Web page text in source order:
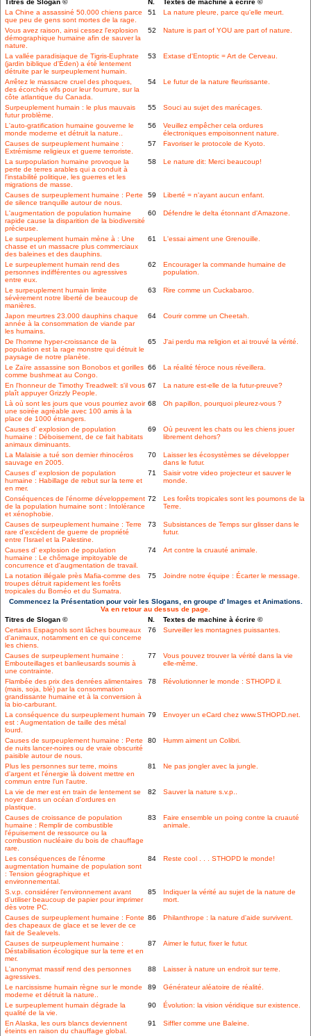
Titres de Slogan © N.
Textes de machine à écrire ©
La Chine a assassiné 50.000 chiens parce
que peu de gens sont mortes de la rage.
51 La nature pleure, parce qu'elle meurt.
Vous avez raison, ainsi cessez l'explosion
démographique humaine afin de sauver la
nature.
52 Nature is part of YOU are part of nature.
La vallée paradisiaque de Tigris-Euphrate
(jardin biblique d'Éden) a été lentement
détruite par le surpeuplement humain.
53 Extase d'Entoptic = Art de Cerveau.
Arrêtez le massacre cruel des phoques,
des écorchés vifs pour leur fourrure, sur la
côte atlantique du Canada.
54 Le futur de la nature fleurissante.
Surpeuplement humain : le plus mauvais
futur problème.
55 Souci au sujet des marécages.
L'auto-gratification humaine gouverne le
monde moderne et détruit la nature..
56
Veuillez empêcher cela ordures
électroniques empoisonnent nature.
Causes de surpeuplement humaine :
Extrémisme religieux et guerre terroriste.
57 Favoriser le protocole de Kyoto.
La surpopulation humaine provoque la
perte de terres arables qui a conduit à
l'instabilité politique, les guerres et les
migrations de masse.
58 Le nature dit: Merci beaucoup!
Causes de surpeuplement humaine : Perte
de silence tranquille autour de nous.
59 Liberté = n'ayant aucun enfant.
L'augmentation de population humaine
rapide cause la disparition de la biodiversité
précieuse.
60 Défendre le delta étonnant d'Amazone.
Le surpeuplement humain mène à : Une
chasse et un massacre plus commerciaux
des baleines et des dauphins.
61 L'essai aiment une Grenouille.
Le surpeuplement humain rend des
personnes indifférentes ou agressives
entre eux.
62
Encourager la commande humaine de
population.
Le surpeuplement humain limite
sévèrement notre liberté de beaucoup de
manières.
63 Rire comme un Cuckabaroo.
Japon meurtres 23.000 dauphins chaque
année à la consommation de viande par
les humains.
64 Courir comme un Cheetah.
De l'homme hyper-croissance de la
population est la rage monstre qui détruit le
paysage de notre planète.
65 J'ai perdu ma religion et ai trouvé la vérité.
Le Zaïre assassine son Bonobos et gorilles
comme bushmeat au Congo.
66 La réalité féroce nous réveillera.
En l'honneur de Timothy Treadwell: s'il vous
plaît appuyer Grizzly People.
67 La nature est-elle de la futur-preuve?
Là où sont les jours que vous pourriez avoir
une soirée agréable avec 100 amis à la
place de 1000 étrangers.
68 Oh papillon, pourquoi pleurez-vous ?
Causes d' explosion de population
humaine : Déboisement, de ce fait habitats
animaux diminuants.
69
Où peuvent les chats ou les chiens jouer
librement dehors?
La Malaisie a tué son dernier rhinocéros
sauvage en 2005.
70
Laisser les écosystèmes se développer
dans le futur.
Causes d' explosion de population
humaine : Habillage de rebut sur la terre et
en mer.
71
Saisir votre video projecteur et sauver le
monde.
Conséquences de l'énorme développement
de la population humaine sont : Intolérance
et xénophobie.
72
Les forêts tropicales sont les poumons de la
Terre.
Causes de surpeuplement humaine : Terre
rare d'excédent de guerre de propriété
entre l'Israel et la Palestine.
73
Subsistances de Temps sur glisser dans le
futur.
Causes d' explosion de population
humaine : Le chômage impitoyable de
concurrence et d'augmentation de travail.
74 Art contre la cruauté animale.
La notation illégale près Mafia-comme des
troupes détruit rapidement les forêts
tropicales du Bornéo et du Sumatra.
75 Joindre notre équipe : Écarter le message.
Commencez la Présentation pour voir les Slogans, en groupe d' Images et Animations.
Va en retour au dessus de page.
Titres de Slogan ©
N.
Textes de machine à écrire ©
Certains Espagnols sont lâches bourreaux
d'animaux, notamment en ce qui concerne
les chiens.
76 Surveiller les montagnes puissantes.
Causes de surpeuplement humaine :
Embouteillages et banlieusards soumis à
une contrainte.
77
Vous pouvez trouver la vérité dans la vie
elle-même.
Flambée des prix des denrées alimentaires
(mais, soja, blé) par la consommation
grandissante humaine et à la conversion à
la bio-carburant.
78 Révolutionner le monde : STHOPD il.
La conséquence du surpeuplement humain
est : Augmentation de taille des métal
lourd.
79 Envoyer un eCard chez www.STHOPD.net.
Causes de surpeuplement humaine : Perte
de nuits lancer-noires ou de vraie obscurité
paisible autour de nous.
80 Humm aiment un Colibri.
Plus les personnes sur terre, moins
d'argent et l'énergie là doivent mettre en
commun entre l'un l'autre.
81 Ne pas jongler avec la jungle.
La vie de mer est en train de lentement se
noyer dans un océan d'ordures en
plastique.
82 Sauver la nature s.v.p..
Causes de croissance de population
humaine : Remplir de combustible
l'épuisement de ressource ou la
combustion nucléaire du bois de chauffage
rare.
83
Faire ensemble un poing contre la cruauté
animale.
Les conséquences de l'énorme
augmentation humaine de population sont
: Tension géographique et
environnemental.
84 Reste cool . . . STHOPD le monde!
S.v.p. considérer l'environnement avant
d'utiliser beaucoup de papier pour imprimer
dès votre PC.
85
Indiquer la vérité au sujet de la nature de
mort.
Causes de surpeuplement humaine : Fonte
des chapeaux de glace et se lever de ce
fait de Sealevels.
86 Philanthrope : la nature d'aide survivent.
Causes de surpeuplement humaine :
Déstabilisation écologique sur la terre et en
mer.
87 Aimer le futur, fixer le futur.
L'anonymat massif rend des personnes
agressives.
88 Laisser à nature un endroit sur terre.
Le narcissisme humain règne sur le monde
moderne et détruit la nature..
89 Générateur aléatoire de réalité.
Le surpeuplement humain dégrade la
qualité de la vie.
90 Évolution: la vision véridique sur existence.
En Alaska, les ours blancs deviennent
éteints en raison du chauffage global.
91 Siffler comme une Baleine.